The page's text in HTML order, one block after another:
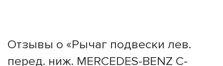
Отзывы о «Рычаг подвески лев.
перед. ниж. MERCEDES-BENZ C-